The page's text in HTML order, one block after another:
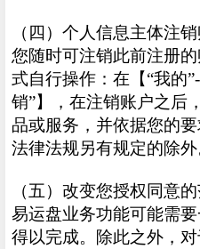
（四）个人信息主体注
您随时可注销此前注册
式自行操作：在【“我的
销”】，在注销账户之后
品或服务，并依据您的
法律法规另有规定的除外
（五）改变您授权同意
易运盘业务功能可能需
得以完成。除此之外，